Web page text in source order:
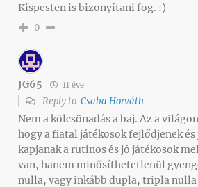
Kispesten is bizonyítani fog. :)
0
JG65 11 éve
Reply to Csaba Horváth
Nem a kölcsönadás a baj. Az a
hogy a fiatal játékosok fejlődjenek
kapjanak a rutinos és jó játékosok
van, hanem minősíthetetlenül
nulla, vagy inkább dupla, tripla